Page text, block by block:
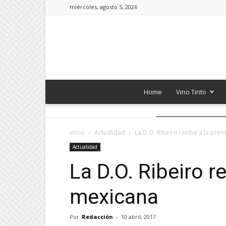
miércoles, agosto 5, 2026
Home Vino Tinto
Inicio Actualidad La D.O. Ribeiro recibe a la
Actualidad
La D.O. Ribeiro
mexicana
Por Redacción - 10 abril, 2017